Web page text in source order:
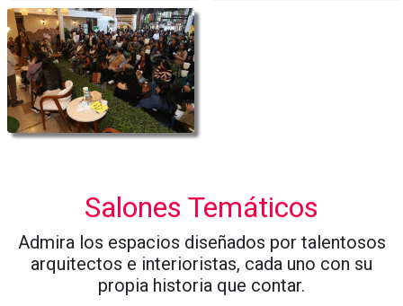
Salones Temáticos
Admira los espacios diseñados por talentosos
arquitectos e interioristas, cada uno con su
propia historia que contar.